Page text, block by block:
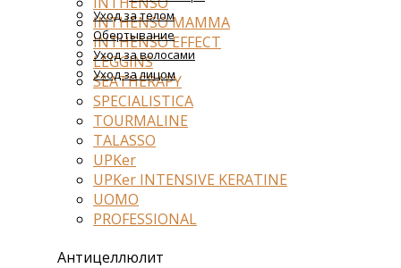
INTHENSO MAMMA
INTHENSO EFFECT
LEGGINS
SEATHERAPY
SPECIALISTICA
TOURMALINE
TALASSO
UPKer
UPKer INTENSIVE KERATINE
UOMO
PROFESSIONAL
Антицеллюлит
Уход за телом
Обертывание
Уход за волосами
Уход за лицом